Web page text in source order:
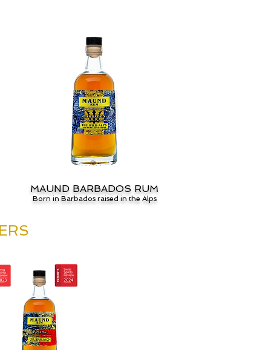
MAUND BARBADOS RUM
Born in Barbados raised in the Alps